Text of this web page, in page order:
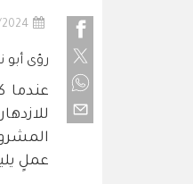
- 13:13
رؤى أبو
عملٍ